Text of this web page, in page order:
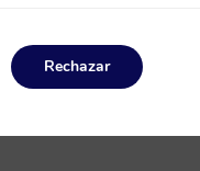
Rechazar